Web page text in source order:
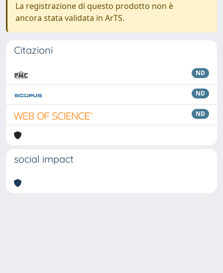
La registrazione di questo prodotto non è
ancora stata validata in ArTS.
Citazioni
ND
ND
ND
social impact